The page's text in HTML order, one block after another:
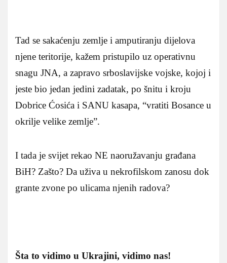
Tad se sakaćenju zemlje i amputiranju dijelova
njene teritorije, kažem pristupilo uz operativnu
snagu JNA, a zapravo srboslavijske vojske, kojoj i
jeste bio jedan jedini zadatak, po šnitu i kroju
Dobrice Ćosića i SANU kasapa, “vratiti Bosance u
okrilje velike zemlje”.
I tada je svijet rekao NE naoružavanju građana
BiH? Zašto? Da uživa u nekrofilskom zanosu dok
grante zvone po ulicama njenih radova?
Šta to vidimo u Ukrajini, vidimo nas!